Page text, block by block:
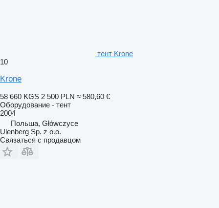
тент Krone
10
Krone
58 660 KGS 2 500 PLN ≈ 580,60 €
Оборудование - тент
2004
Польша, Główczyce
Ulenberg Sp. z o.o.
Связаться с продавцом